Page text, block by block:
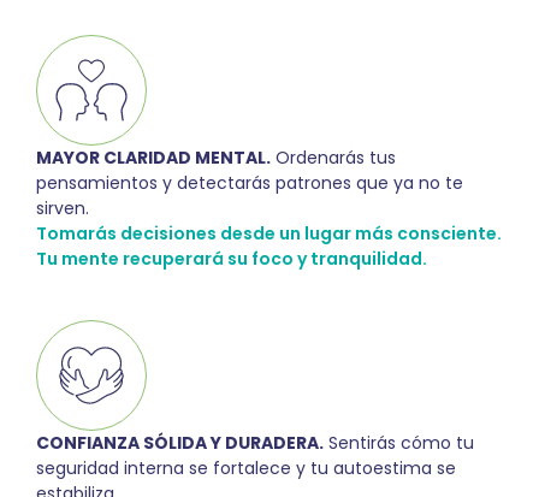
MAYOR CLARIDAD MENTAL. Ordenarás tus
pensamientos y detectarás patrones que ya no te
sirven.
Tomarás decisiones desde un lugar más consciente.
Tu mente recuperará su foco y tranquilidad.
CONFIANZA SÓLIDA Y DURADERA. Sentirás cómo tu
seguridad interna se fortalece y tu autoestima se